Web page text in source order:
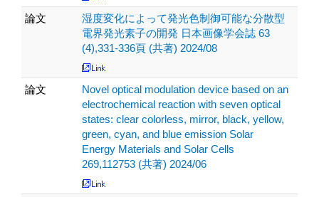
論文
湿度変化によって発光色制御可能な分散型
電界発光素子の開発 日本画像学会誌 63
(4),331-336頁 (共著) 2024/08
論文
Novel optical modulation device based on an
electrochemical reaction with seven optical
states: clear colorless, mirror, black, yellow,
green, cyan, and blue emission Solar
Energy Materials and Solar Cells
269,112753 (共著) 2024/06